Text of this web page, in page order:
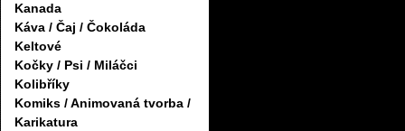
Kanada
Káva / Čaj / Čokoláda
Keltové
Kočky / Psi / Miláčci
Kolibříky
Komiks / Animovaná tvorba /
Karikatura